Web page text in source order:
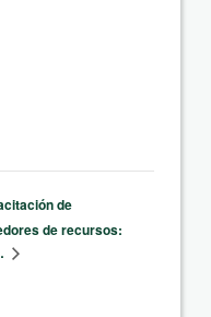
de
de recursos: